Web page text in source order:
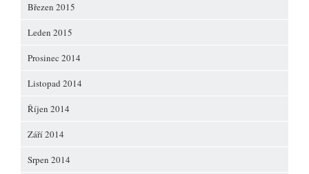
Březen 2015
Leden 2015
Prosinec 2014
Listopad 2014
Říjen 2014
Září 2014
Srpen 2014